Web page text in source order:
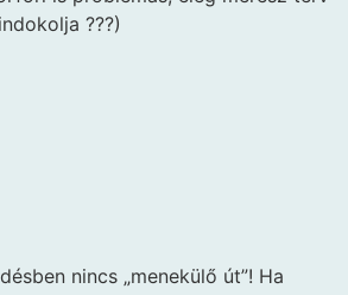
???)
nincs „menekülő út”! Ha